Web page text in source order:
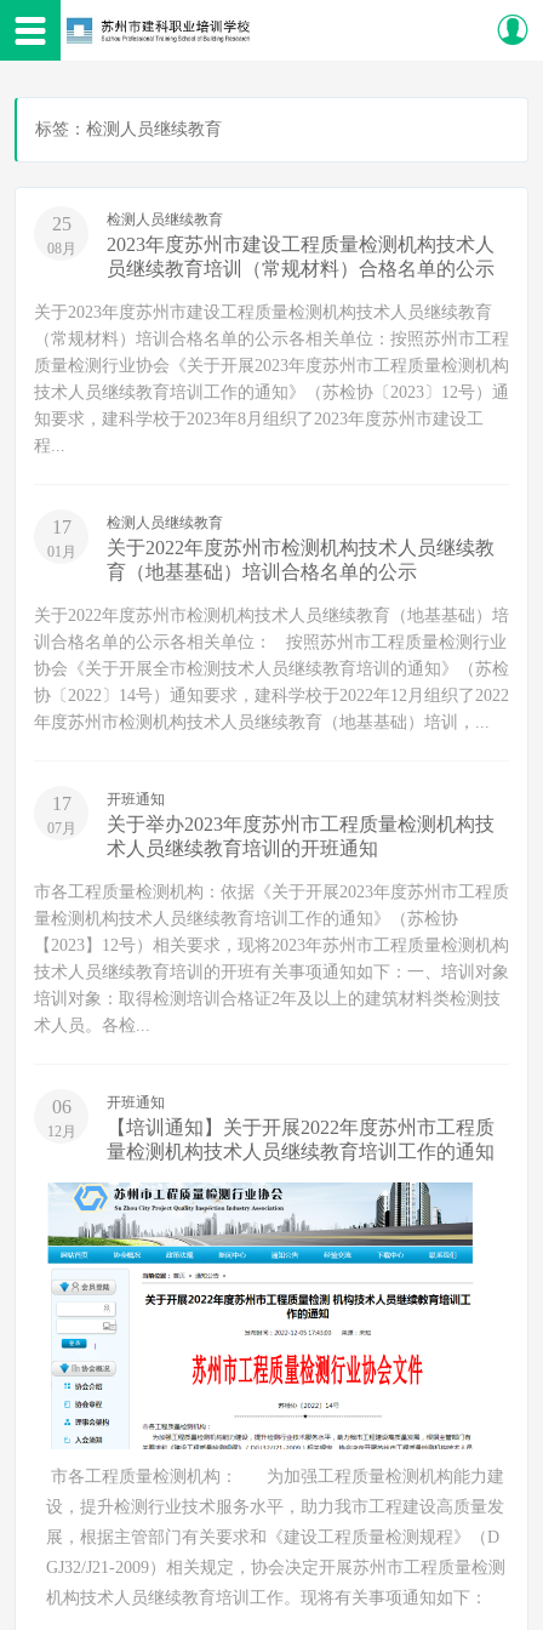
标签：检测人员继续教育
25
08月
检测人员继续教育
2023年度苏州市建设工程质量检测机构技术人
员继续教育培训（常规材料）合格名单的公示
关于2023年度苏州市建设工程质量检测机构技术人员继续教育
（常规材料）培训合格名单的公示各相关单位：按照苏州市工程
质量检测行业协会《关于开展2023年度苏州市工程质量检测机构
技术人员继续教育培训工作的通知》（苏检协〔2023〕12号）通
知要求，建科学校于2023年8月组织了2023年度苏州市建设工
程...
17
01月
检测人员继续教育
关于2022年度苏州市检测机构技术人员继续教
育（地基基础）培训合格名单的公示
关于2022年度苏州市检测机构技术人员继续教育（地基基础）培
训合格名单的公示各相关单位： 按照苏州市工程质量检测行业
协会《关于开展全市检测技术人员继续教育培训的通知》（苏检
协〔2022〕14号）通知要求，建科学校于2022年12月组织了2022
年度苏州市检测机构技术人员继续教育（地基基础）培训，...
17
07月
开班通知
关于举办2023年度苏州市工程质量检测机构技
术人员继续教育培训的开班通知
市各工程质量检测机构：依据《关于开展2023年度苏州市工程质
量检测机构技术人员继续教育培训工作的通知》（苏检协
【2023】12号）相关要求，现将2023年苏州市工程质量检测机构
技术人员继续教育培训的开班有关事项通知如下：一、培训对象
培训对象：取得检测培训合格证2年及以上的建筑材料类检测技
术人员。各检...
06
12月
开班通知
【培训通知】关于开展2022年度苏州市工程质
量检测机构技术人员继续教育培训工作的通知
市各工程质量检测机构： 为加强工程质量检测机构能力建
设，提升检测行业技术服务水平，助力我市工程建设高质量发
展，根据主管部门有关要求和《建设工程质量检测规程》（D
GJ32/J21-2009）相关规定，协会决定开展苏州市工程质量检测
机构技术人员继续教育培训工作。现将有关事项通知如下：